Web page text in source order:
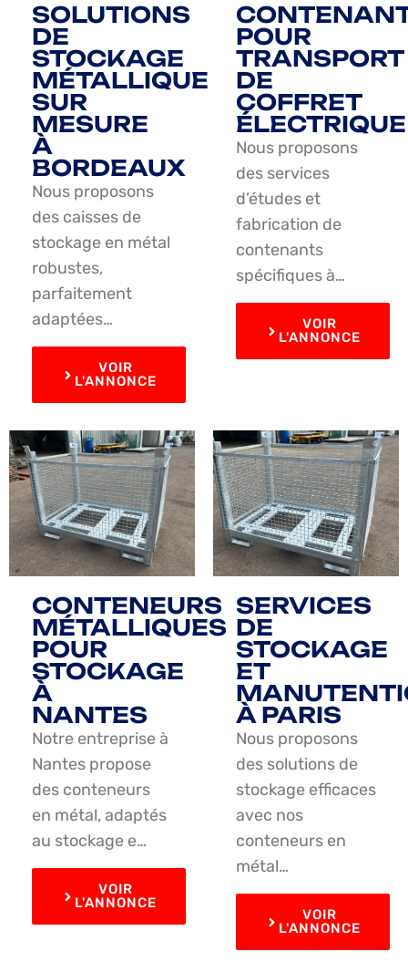
SOLUTIONS
DE
STOCKAGE
MÉTALLIQUE
SUR
MESURE
À
BORDEAUX
Nous proposons
des caisses de
stockage en métal
robustes,
parfaitement
adaptées…
VOIR
L'ANNONCE
POUR
TRANSPORT
DE
COFFRET
ÉLECTRIQUE
Nous proposons
des services
d’études et
fabrication de
contenants
spécifiques à…
VOIR
L'ANNONCE
CONTENEURS
MÉTALLIQUES
POUR
STOCKAGE
À
NANTES
Notre entreprise à
Nantes propose
des conteneurs
en métal, adaptés
au stockage e…
VOIR
L'ANNONCE
SERVICES
DE
STOCKAGE
ET
À PARIS
Nous proposons
des solutions de
stockage efficaces
avec nos
conteneurs en
métal…
VOIR
L'ANNONCE